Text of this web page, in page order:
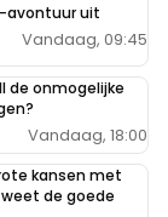
avontuur uit
Vandaag, 09:45
de onmogelijke
Vandaag, 18:00
kansen met
de goede